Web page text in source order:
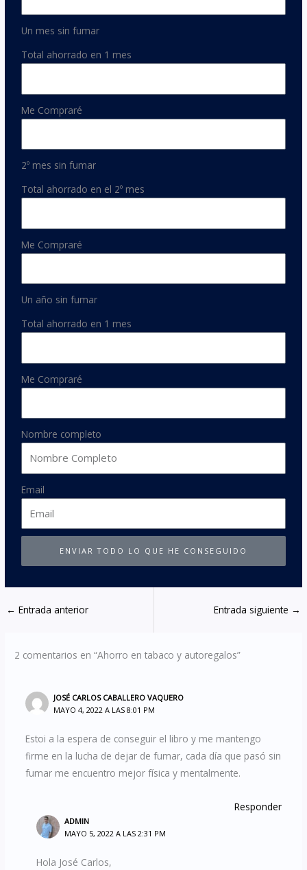
Un mes sin fumar
Total ahorrado en 1 mes
Me Compraré
2º mes sin fumar
Total ahorrado en el 2º mes
Me Compraré
Un año sin fumar
Total ahorrado en 1 mes
Me Compraré
Nombre completo
Email
ENVIAR TODO LO QUE HE CONSEGUIDO
← Entrada anterior Entrada siguiente →
2 comentarios en “Ahorro en tabaco y autoregalos”
JOSÉ CARLOS CABALLERO VAQUERO
MAYO 4, 2022 A LAS 8:01 PM
Estoi a la espera de conseguir el libro y me mantengo
firme en la lucha de dejar de fumar, cada día que pasó sin
fumar me encuentro mejor física y mentalmente.
Responder
ADMIN
MAYO 5, 2022 A LAS 2:31 PM
Hola José Carlos,